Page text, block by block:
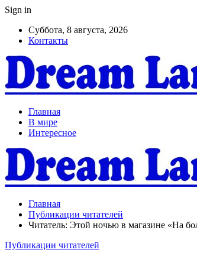
Sign in
Суббота, 8 августа, 2026
Контакты
Главная
В мире
Интересное
Главная
Публикации читателей
Читатель: Этой ночью в магазине «На
Публикации читателей